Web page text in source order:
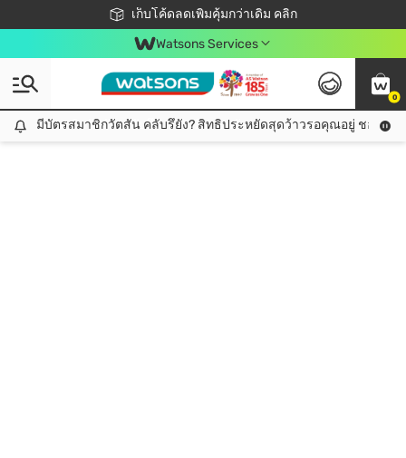
เก็บโค้ดลดเพิ่มคุ้มกว่าเดิม คลิก
ชอปออนไลน์ครั้งแรก ลดเพิ่มจุก ๆ 10%! 🎉
📦ส่งฟรี! เมื่อชอป 499฿
สมาชิกวัตสัน คลับดียังไง?
Watsons Services
0
มีบัตรสมาชิกวัตสัน คลับรึยัง? สิทธิประหยัดสุดว้าวรอคุณอยู่ ชอปคุ้มกว่าเดิม คลิก!
มีบัตรสมาชิกวัตสัน คลับรึยัง? สิทธิประหยัดสุดว้าวรอคุณอยู่ ชอปคุ้มก